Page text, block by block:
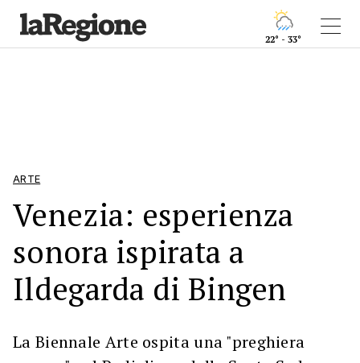
22° - 33°
ARTE
Venezia: esperienza
sonora ispirata a
Ildegarda di Bingen
La Biennale Arte ospita una "preghiera